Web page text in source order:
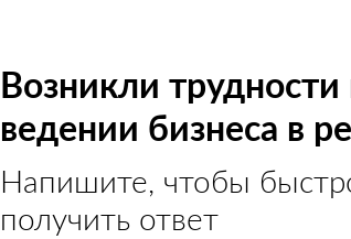
Возникли трудности
ведении бизнеса в
Напишите, чтобы
получить ответ